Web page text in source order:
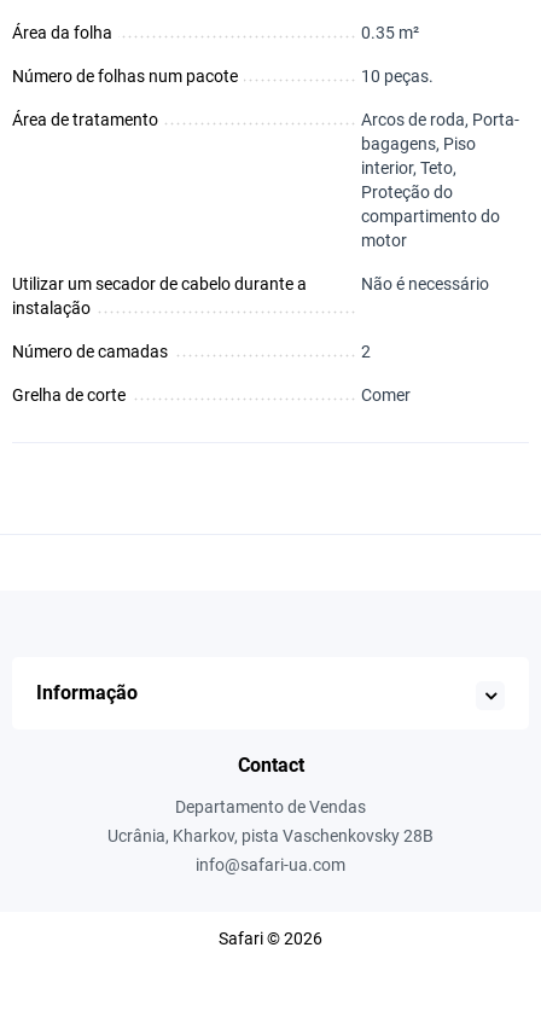
Área da folha 0.35 m²
Número de folhas num pacote 10 peças.
Área de tratamento
Arcos de roda, Porta-
bagagens, Piso
interior, Teto,
Proteção do
compartimento do
motor
Utilizar um secador de cabelo durante a
instalação
Não é necessário
Número de camadas 2
Grelha de corte Comer
Informação
Contact
Departamento de Vendas
Ucrânia, Kharkov, pista Vaschenkovsky 28B
info@safari-ua.com
Safari © 2026